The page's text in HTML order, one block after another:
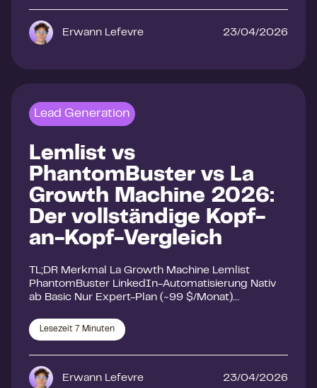
Erwann Lefevre 23/04/2026
Lead Generation
Lemlist vs
PhantomBuster vs La
Growth Machine 2026:
Der vollständige Kopf-
an-Kopf-Vergleich
TL;DR Merkmal La Growth Machine Lemlist
PhantomBuster LinkedIn-Automatisierung Nativ
ab Basic Nur Expert-Plan (~99 $/Monat)…
Lesezeit 7 Minuten
Erwann Lefevre 23/04/2026